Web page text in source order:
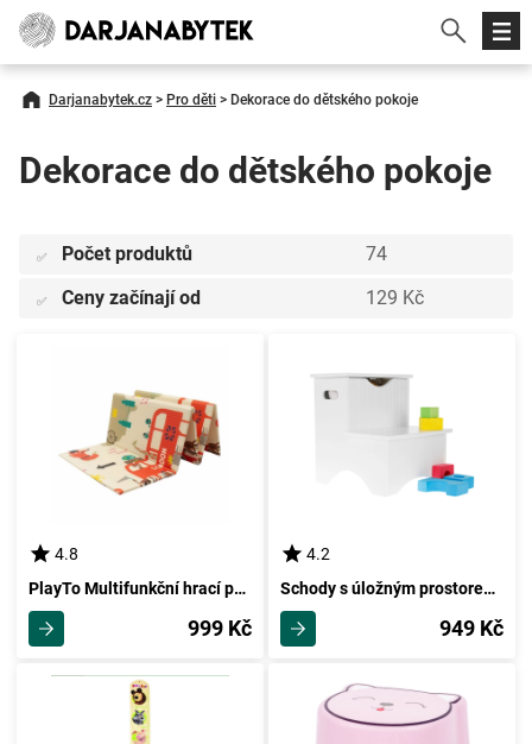
Darjanabytek.cz > Pro děti > Dekorace do dětského pokoje
Dekorace do dětského pokoje
✅ Počet produktů 74
✅ Ceny začínají od 129 Kč
4.8
PlayTo Multifunkční hrací podložka Londýn, 200 x 150 cm
999 Kč
4.2
Schody s úložným prostorem Hurley, 33 x 34 x 36 cm
949 Kč